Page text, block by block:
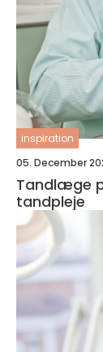
inspiration
05. December
Tandlæge
tandpleje